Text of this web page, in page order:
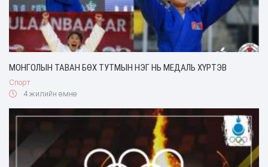
МОНГОЛЫН ТАВАН БӨХ ТУТМЫН НЭГ НЬ МЕДАЛЬ ХҮРТЭВ
Спорт
4 жилийн өмнө